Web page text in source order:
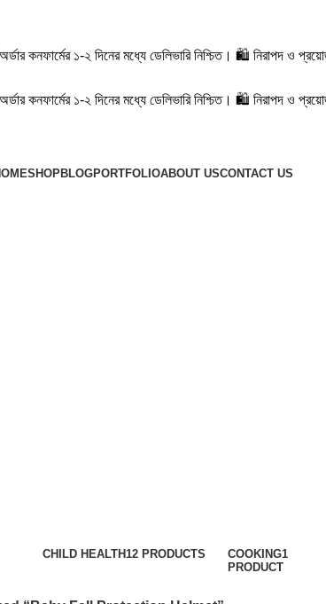
কনফার্মের ১-২ দিনের মধ্যে ডেলিভারি নিশ্চিত। 🛍️ নিরাপদ
কনফার্মের ১-২ দিনের মধ্যে ডেলিভারি নিশ্চিত। 🛍️ নিরাপদ
SHOPBLOGPORTFOLIOABOUT USCONTACT US
CHILD HEALTH12 PRODUCTS COOKING1
PRODUCT